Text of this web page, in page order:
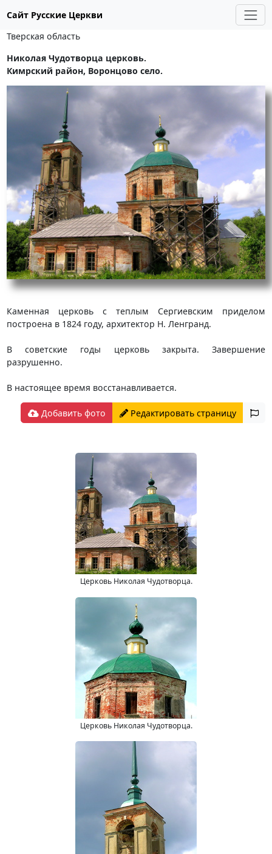
Сайт Русские Церкви
Тверская область
Николая Чудотворца церковь.
Кимрский район, Воронцово село.
Каменная церковь с теплым Сергиевским приделом
построена в 1824 году, архитектор Н. Ленгранд.
В советские годы церковь закрыта. Завершение
разрушенно.
В настоящее время восстанавливается.
Добавить фото Редактировать страницу
Церковь Николая Чудотворца.
Церковь Николая Чудотворца.